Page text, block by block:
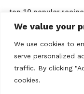
We value your
We use cookies to
serve personalized
traffic. By clicking
cookies.
top 10 popular